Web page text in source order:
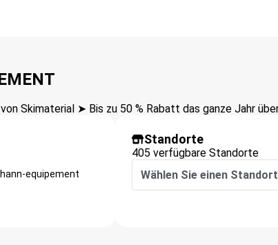
Skimaterial ➤ Bis zu 50 % Rabatt das ganze Jahr
equipement
Standorte
405 verfügbare Standorte
Wählen Sie einen Standort